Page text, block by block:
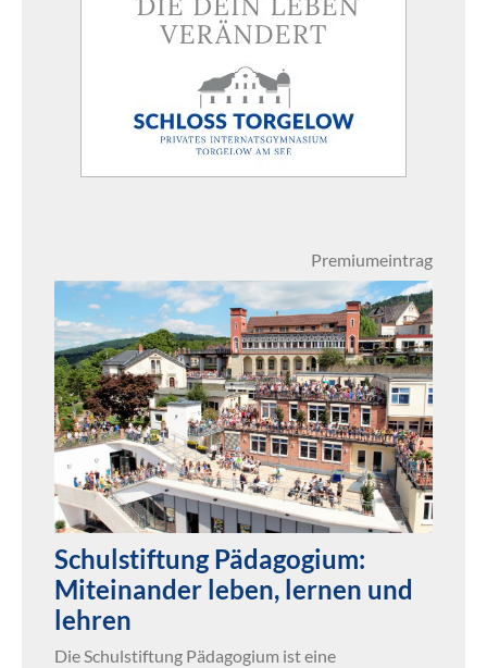
Premiumeintrag
Schulstiftung Pädagogium:
Miteinander leben, lernen und
lehren
Die Schulstiftung Pädagogium ist eine